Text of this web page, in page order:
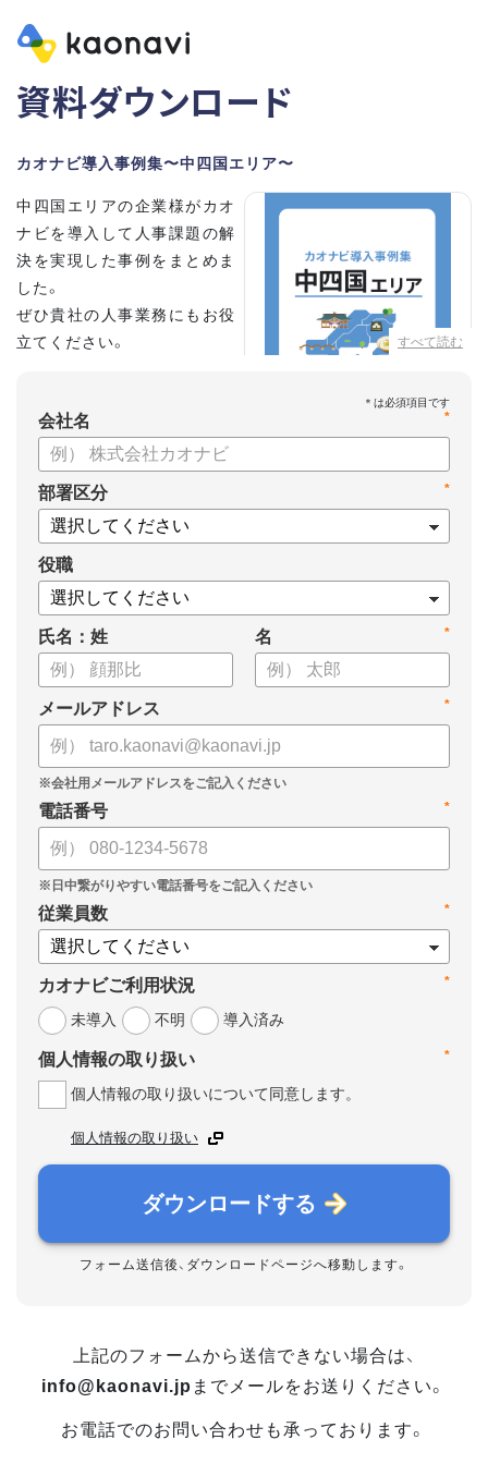
資料ダウンロード
カオナビ導入事例集〜中四国エリア〜
すべて読む
中四国エリアの企業様がカオ
ナビを導入して人事課題の解
決を実現した事例をまとめま
した。
ぜひ貴社の人事業務にもお役
立てください。
*
会社名
*
部署区分
役職
氏名：姓 *
名
*
メールアドレス
*
電話番号
*
従業員数
*
カオナビご利用状況
未導入
不明 導入済み
*
個人情報の取り扱い
個人情報の取り扱いについて同意します。
個人情報の取り扱い
ダウンロードする
フォーム送信後、ダウンロードページへ移動します。
上記のフォームから送信できない場合は、
info@kaonavi.jp までメールをお送りください。
お電話でのお問い合わせも承っております。